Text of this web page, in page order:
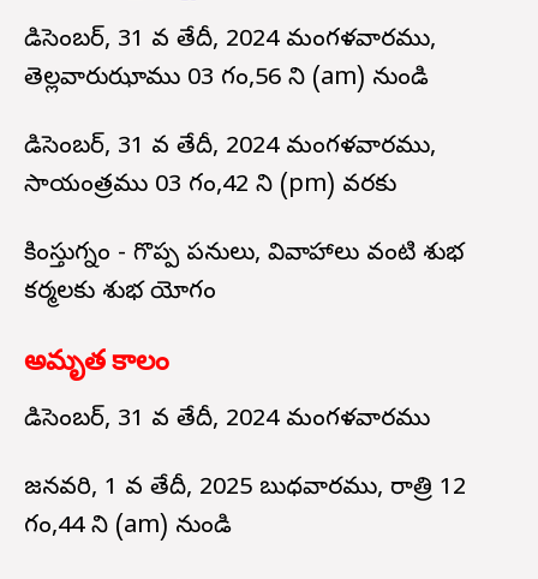
డిసెంబర్, 31 వ తేదీ, 2024 మంగళవారము,
తెల్లవారుఝాము 03 గం,56 ని (am) నుండి
డిసెంబర్, 31 వ తేదీ, 2024 మంగళవారము,
సాయంత్రము 03 గం,42 ని (pm) వరకు
కింస్తుగ్నం - గొప్ప పనులు, వివాహాలు వంటి శుభ
కర్మలకు శుభ యోగం
అమృత కాలం
డిసెంబర్, 31 వ తేదీ, 2024 మంగళవారము
జనవరి, 1 వ తేదీ, 2025 బుధవారము, రాత్రి 12
గం,44 ని (am) నుండి